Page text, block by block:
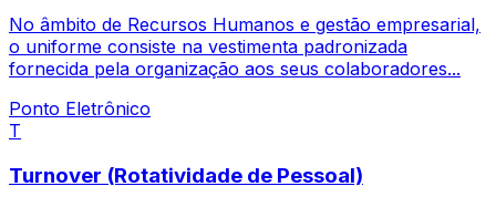
No âmbito de Recursos Humanos e gestão empresarial,
o uniforme consiste na vestimenta padronizada
fornecida pela organização aos seus colaboradores...
Ponto Eletrônico
T
Turnover (Rotatividade de Pessoal)